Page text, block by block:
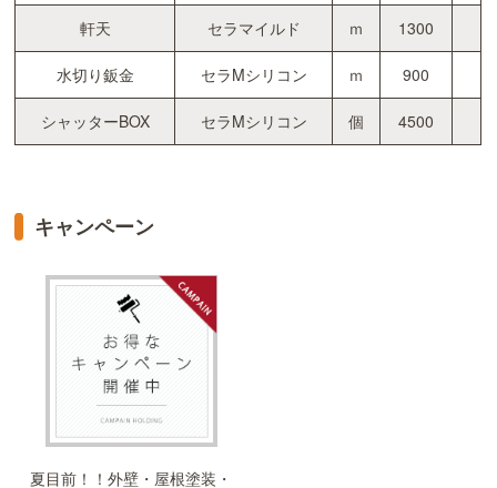
軒天 セラマイルド ｍ 1300
水切り鈑金 セラMシリコン ｍ 900
シャッターBOX セラMシリコン 個 4500
キャンペーン
夏目前！！外壁・屋根塗装・